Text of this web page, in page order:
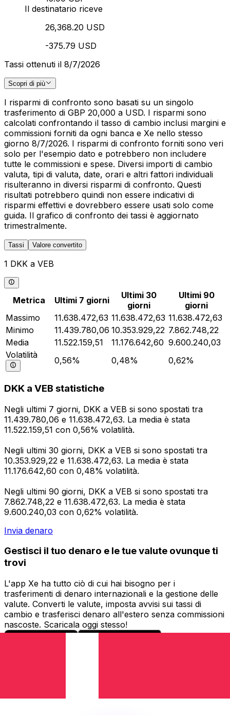
Il destinatario riceve
26,368.20 USD
-375.79 USD
Tassi ottenuti il 8/7/2026
Scopri di più
I risparmi di confronto sono basati su un singolo
trasferimento di GBP 20,000 a USD. I risparmi sono
calcolati confrontando il tasso di cambio inclusi margini e
commissioni forniti da ogni banca e Xe nello stesso
giorno 8/7/2026. I risparmi di confronto forniti sono veri
solo per l'esempio dato e potrebbero non includere
tutte le commissioni e spese. Diversi importi di cambio
valuta, tipi di valuta, date, orari e altri fattori individuali
risulteranno in diversi risparmi di confronto. Questi
risultati potrebbero quindi non essere indicativi di
risparmi effettivi e dovrebbero essere usati solo come
guida. Il grafico di confronto dei tassi è aggiornato
trimestralmente.
Tassi Valore convertito
1 DKK a VEB
Metrica Ultimi 7 giorni
Ultimi 30
giorni
Ultimi 90
giorni
Massimo
11.638.472,63 11.638.472,63 11.638.472,63
Minimo
11.439.780,06 10.353.929,22 7.862.748,22
Media
11.522.159,51 11.176.642,60 9.600.240,03
Volatilità
0,56% 0,48% 0,62%
DKK a VEB statistiche
Negli ultimi 7 giorni, DKK a VEB si sono spostati tra
11.439.780,06 e 11.638.472,63. La media è stata
11.522.159,51 con 0,56% volatilità.
Negli ultimi 30 giorni, DKK a VEB si sono spostati tra
10.353.929,22 e 11.638.472,63. La media è stata
11.176.642,60 con 0,48% volatilità.
Negli ultimi 90 giorni, DKK a VEB si sono spostati tra
7.862.748,22 e 11.638.472,63. La media è stata
9.600.240,03 con 0,62% volatilità.
Invia denaro
Gestisci il tuo denaro e le tue valute ovunque ti
trovi
L'app Xe ha tutto ciò di cui hai bisogno per i
trasferimenti di denaro internazionali e la gestione delle
valute. Converti le valute, imposta avvisi sui tassi di
cambio e trasferisci denaro all'estero senza commissioni
nascoste. Scaricala oggi stesso!